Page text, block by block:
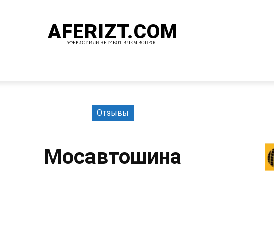
AFERIZT.COM
АФЕРИСТ ИЛИ НЕТ? ВОТ В ЧЕМ ВОПРОС!
Отзывы
Мосавтошина